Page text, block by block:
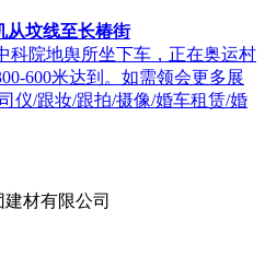
从坟线至长椿街
科院地舆所坐下车，正在奥运村
600米达到。如需领会更多展
仪/跟妆/跟拍/摄像/婚车租赁/婚
材有限公司